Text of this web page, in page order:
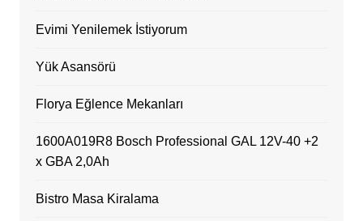
Evimi Yenilemek İstiyorum
Yük Asansörü
Florya Eğlence Mekanları
1600A019R8 Bosch Professional GAL 12V-40 +2
x GBA 2,0Ah
Bistro Masa Kiralama